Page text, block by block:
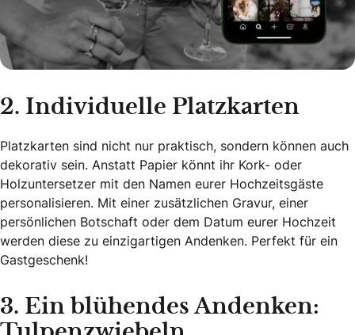
2. Individuelle Platzkarten
Platzkarten sind nicht nur praktisch, sondern können auch
dekorativ sein. Anstatt Papier könnt ihr Kork- oder
Holzuntersetzer mit den Namen eurer Hochzeitsgäste
personalisieren. Mit einer zusätzlichen Gravur, einer
persönlichen Botschaft oder dem Datum eurer Hochzeit
werden diese zu einzigartigen Andenken. Perfekt für ein
Gastgeschenk!
3. Ein blühendes Andenken: